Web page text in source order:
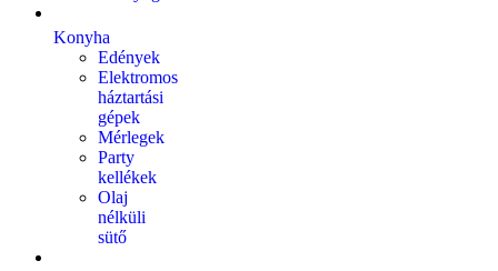
Konyha
Edények
Elektromos
háztartási
gépek
Mérlegek
Party
kellékek
Olaj
nélküli
sütő